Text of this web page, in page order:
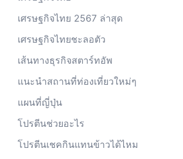
เศรษฐกิจไทย 2567 ล่าสุด
เศรษฐกิจไทยชะลอตัว
เส้นทางธุรกิจสตาร์ทอัพ
แนะนำสถานที่ท่องเที่ยวใหม่ๆ
แผนที่ญี่ปุ่น
โปรตีนช่วยอะไร
โปรตีนเชคกินแทนข้าวได้ไหม